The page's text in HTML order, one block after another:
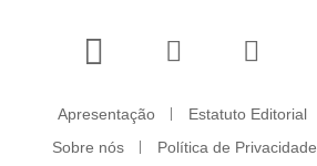
Apresentação Estatuto Editorial
Sobre nós
Política de Privacidade